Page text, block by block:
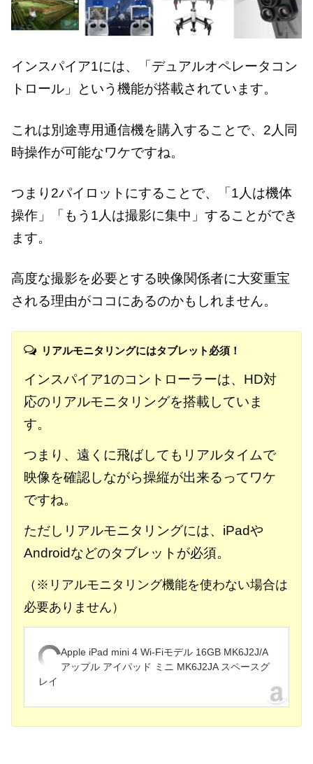
インスパイア1には、「デュアルオペレータコン
トロール」という機能が搭載されています。
これは別途専用通信機を購入することで、2人同
時操作が可能なワケですね。
つまり2パイロットにすることで、「1人は機体
操作」「もう1人は撮影に集中」することができ
ます。
高度な撮影を必要とする映像関係者に大変重宝
される理由がココにあるのかもしれません。
リアルモニタリングにはタブレット必須！
インスパイア1のコントローラーは、HD対
応のリアルモニタリングを搭載していま
す。
つまり、遠くに飛ばしてもリアルタイムで
映像を確認しながら操縦が出来るってワケ
ですね。
ただしリアルモニタリングには、iPadや
Androidなどのタブレットが必須。
（※リアルモニタリング機能を使わない場合は
必要ありません）
Apple iPad mini 4 Wi-Fiモデル 16GB MK6J2J/A
アップル アイパッド ミニ MK6J2JA スペースグ
レイ